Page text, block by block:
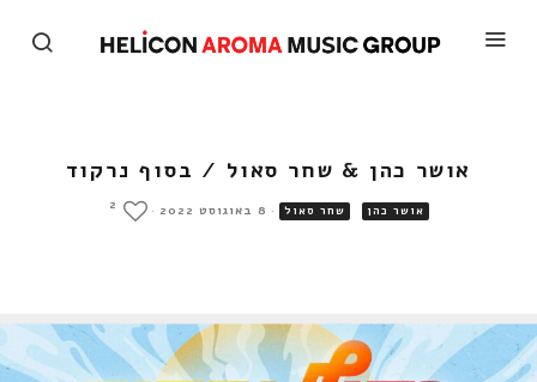
אושר כהן & שחר סאול / בסוף נרקוד
אושר כהן שחר סאול · 8 באוגוסט 2022 ·
2